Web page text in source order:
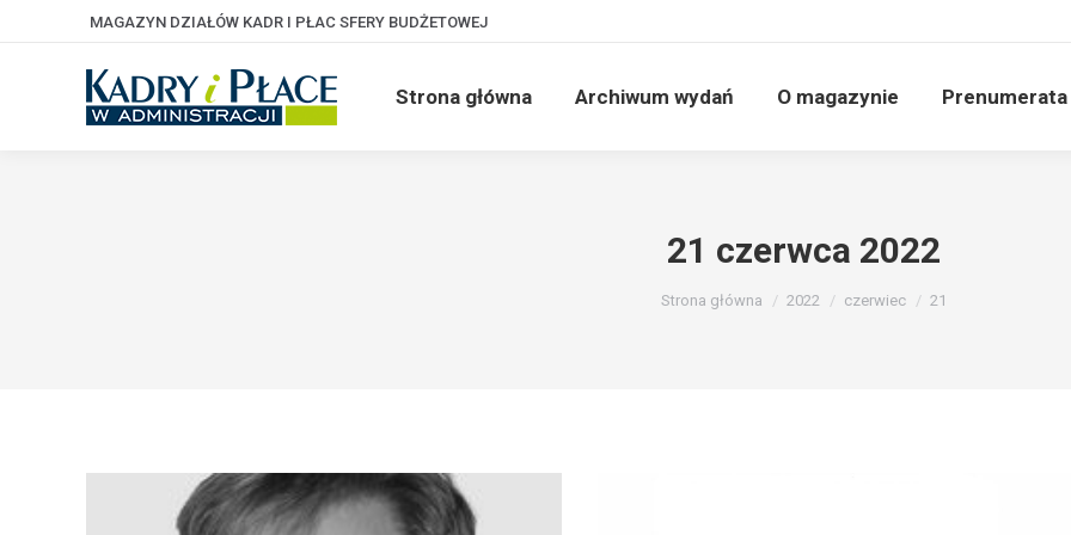
MAGAZYN DZIAŁÓW KADR I PŁAC SFERY BUDŻETOWEJ
Strona główna Archiwum wydań O magazynie Prenumerata
21 czerwca 2022
Jesteś tutaj:
Strona główna 2022 czerwiec 21